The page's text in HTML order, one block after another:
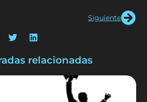
Siguiente
relacionadas